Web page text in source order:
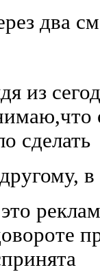
два
из
сделать